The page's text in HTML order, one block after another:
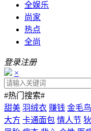
全娱乐
尚家
热点
全尚
登录注册
×
#热门搜索#
甜美 羽绒衣 赚钱 金毛
大方 卡通面包 情人节